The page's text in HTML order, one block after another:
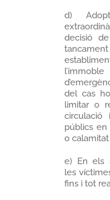
d)
decisió
del cas
limitar o
públics en
o
e) En els
les
fins i tot